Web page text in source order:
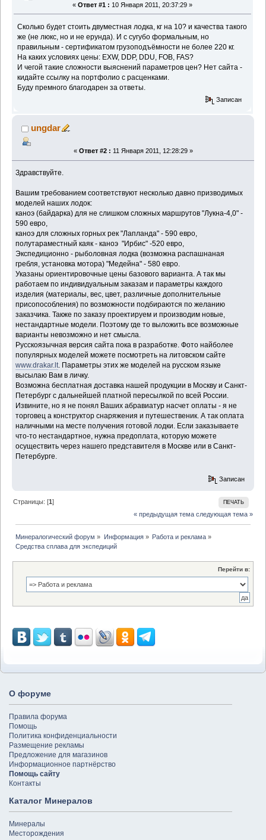
« Ответ #1 : 10 Января 2011, 20:37:29 »
Сколько будет стоить двуместная лодка, кг на 10? и качества такого
же (не люкс, но и не ерунда). И с сугубо формальным, но
правильным - сертификатом грузоподъёмности не более 220 кг.
На каких условиях цены: EXW, DDP, DDU, FOB, FAS?
И чегой такие сложности выяснений параметров цен? Нет сайта -
кидайте ссылку на портфолио с расценками.
Буду премного благодарен за ответы.
Записан
ungdar
« Ответ #2 : 11 Января 2011, 12:28:29 »
Здравствуйте.
Вашим требованием соответствуют несколько давно призводимых
моделей наших лодок:
каноэ (байдарка) для не слишком сложных маршрутов "Лукна-4,0" -
590 евро,
каноэ для сложных горных рек "Лапланда" - 590 евро,
полутараместный каяк - каноэ "Ирбис" -520 евро,
Экспедиционно - рыболовная лодка (возможна распашнаная
гребля, установка мотора) "Медейна" - 580 евро.
Указаны ориентировочные цены базового варианта. А так мы
работаем по индивидуальным заказам и параметры каждого
изделия (материалы, вес, цвет, различные дополнительные
присопособления) по возможности подбираются по желанию
заказчика. Также по заказу проектируем и производим новые,
нестандартные модели. Поэтому где то выложить все возможные
варианты невозможно и нет смысла.
Русскоязычная версия сайта пока в разработке. Фото найболее
популярных моделей можете посмотреть на литовском сайте
www.drakar.lt. Параметры этих же моделей на русском языке
высылаю Вам в личку.
Возможна бесплатная доставка нашей продукции в Москву и Санкт-
Петербург с дальнейшей платной пересылкой по всей России.
Извините, но я не понял Ваших абравиатур насчет оплаты - я не
торговец а конструктор снаряжения и путешественик. А так оплата
наличными на месте получения готовой лодки. Если заказываете
что-то нестандартное, нужна предоплата, которую можете
осуществить через нашего представителя в Москве или в Санкт-
Петербурге.
Записан
ПЕЧАТЬ
Страницы: [1]
« предыдущая тема следующая тема »
Минералогический форум » Информация» Работа и реклама»
Средства сплава для экспедиций
Перейти в:
О форуме
Правила форума
Помощь
Политика конфиденциальности
Размещение рекламы
Предложение для магазинов
Информационное партнёрство
Помощь сайту
Контакты
Каталог Минералов
Минералы
Месторождения